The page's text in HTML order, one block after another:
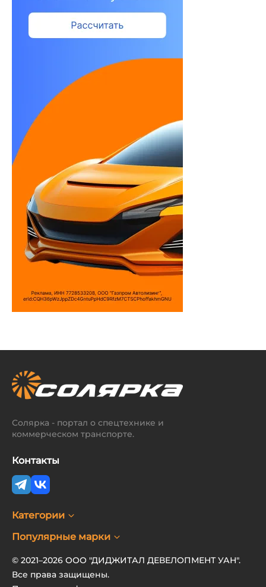
Солярка - портал о спецтехнике и
коммерческом транспорте.
Контакты
Категории
Популярные марки
© 2021–2026 ООО "ДИДЖИТАЛ ДЕВЕЛОПМЕНТ УАН".
Все права защищены.